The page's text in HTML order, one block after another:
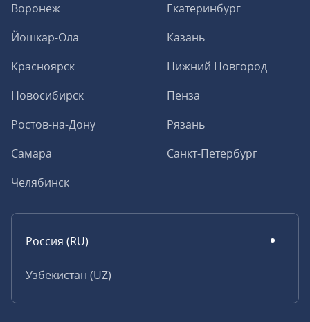
Воронеж
Екатеринбург
Йошкар-Ола
Казань
Красноярск
Нижний Новгород
Новосибирск
Пенза
Ростов-на-Дону
Рязань
Самара
Санкт-Петербург
Челябинск
Россия (RU)
Узбекистан (UZ)